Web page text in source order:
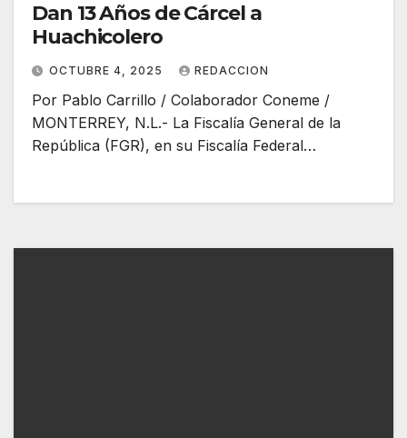
Dan 13 Años de Cárcel a
Huachicolero
OCTUBRE 4, 2025 REDACCION
Por Pablo Carrillo / Colaborador Coneme /
MONTERREY, N.L.- La Fiscalía General de la
República (FGR), en su Fiscalía Federal…